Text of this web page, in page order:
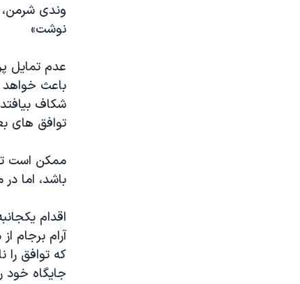
وندی شرمن،
نوشت»
عدم تمایل
باعث خواهد
شکاف
توافق های
ممکن است
باشد، اما
اقدام
آرام برجام
که توافق را
جایگاه